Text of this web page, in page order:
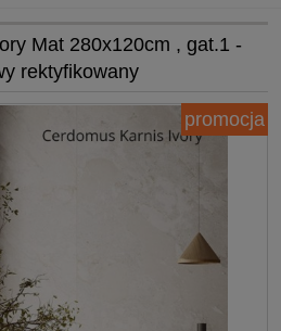
Mat 280x120cm , gat.1 -
rektyfikowany
promocja